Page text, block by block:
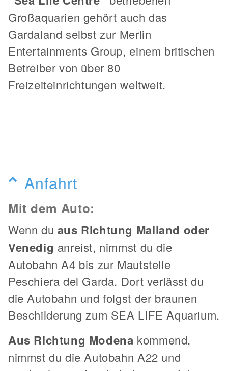
Großaquarien gehört auch das
Gardaland selbst zur Merlin
Entertainments Group, einem britischen
Betreiber von über 80
Freizeiteinrichtungen weltweit.
Anfahrt
Mit dem Auto:
Wenn du aus Richtung Mailand oder
Venedig anreist, nimmst du die
Autobahn A4 bis zur Mautstelle
Peschiera del Garda. Dort verlässt du
die Autobahn und folgst der braunen
Beschilderung zum SEA LIFE Aquarium.
Aus Richtung Modena kommend,
nimmst du die Autobahn A22 und